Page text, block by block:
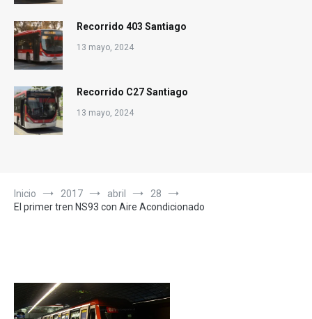
Recorrido 403 Santiago
13 mayo, 2024
Recorrido C27 Santiago
13 mayo, 2024
Inicio 2017 abril
28
El primer tren NS93 con Aire Acondicionado